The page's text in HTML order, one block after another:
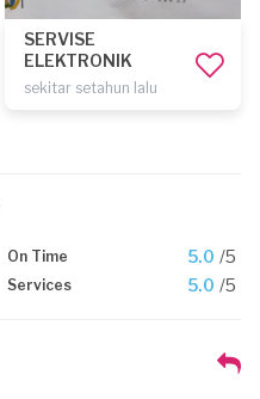
SERVISE
ELEKTRONIK
sekitar setahun lalu
On Time 5.0 /5
Services 5.0 /5